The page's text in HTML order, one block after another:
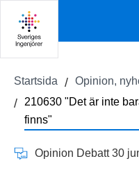
Startsida Opinion,
210630 "Det är inte
finns"
Opinion Debatt 30